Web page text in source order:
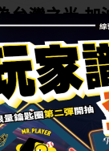
灣之光 加
動中心館)
三)
元 贈Team
為主，送出後如
。
終止及解釋之權利